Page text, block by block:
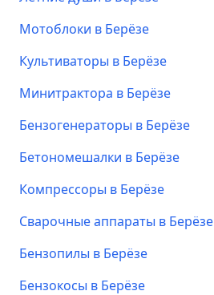
Мотоблоки в Берёзе
Культиваторы в Берёзе
Минитрактора в Берёзе
Бензогенераторы в Берёзе
Бетономешалки в Берёзе
Компрессоры в Берёзе
Сварочные аппараты в Берёзе
Бензопилы в Берёзе
Бензокосы в Берёзе